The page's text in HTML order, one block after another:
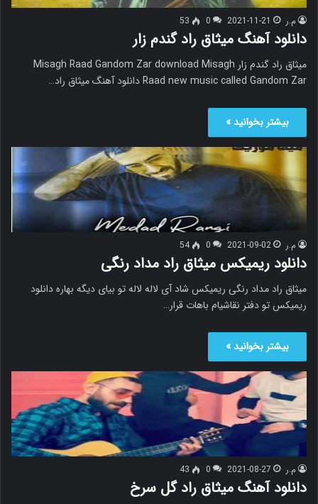
م.ر 2021-11-21
0
53
دانلود آهنگ میثاق راد گندم زار
میثاق راد گندم زار Misagh Raad Gandom Zar download Misagh
Raad new music called Gandom Zar دانلود آهنگ میثاق راد…
بیشتر بخوانید »
م.ر 2021-09-02
0
54
دانلود ریمیکس میثاق راد مداد رنگی
میثاق راد مداد رنگی ریمیکس شاد آی لاله لاله تو بیای دیگه بهاره دانلود
ریمیکس تو دفتر نقاشیام باهات قرار…
بیشتر بخوانید »
م.ر 2021-08-27
0
43
دانلود آهنگ میثاق راد گل سرخ